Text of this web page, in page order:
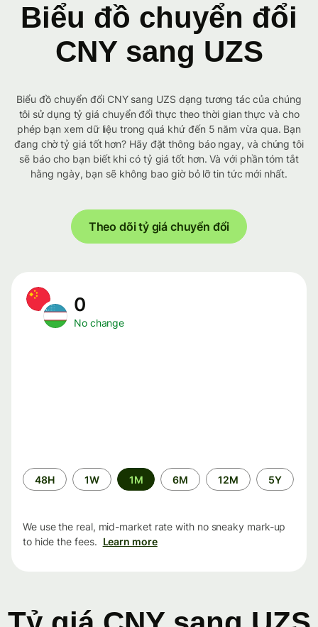
Biểu đồ chuyển đổi
CNY sang UZS
Biểu đồ chuyển đổi CNY sang UZS dạng tương tác của chúng
tôi sử dụng tỷ giá chuyển đổi thực theo thời gian thực và cho
phép bạn xem dữ liệu trong quá khứ đến 5 năm vừa qua. Bạn
đang chờ tỷ giá tốt hơn? Hãy đặt thông báo ngay, và chúng tôi
sẽ báo cho bạn biết khi có tỷ giá tốt hơn. Và với phần tóm tắt
hằng ngày, bạn sẽ không bao giờ bỏ lỡ tin tức mới nhất.
Theo dõi tỷ giá chuyển đổi
0
No change
Time
period
48H 1W 1M 6M 12M 5Y
We use the real, mid-market rate with no sneaky mark-up
to hide the fees. Learn more